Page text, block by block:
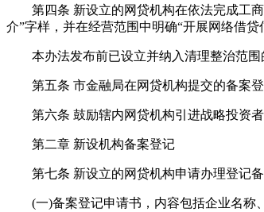
第四条 新设立的网贷机构在依法完成工商
介”字样，并在经营范围中明确“开展网络借
本办法发布前已设立并纳入清理整治范围
第五条 市金融局在网贷机构提交的备案登
第六条 鼓励辖内网贷机构引进战略投资者
第二章 新设机构备案登记
第七条 新设立的网贷机构申请办理登记备
(一)备案登记申请书，内容包括企业名称、